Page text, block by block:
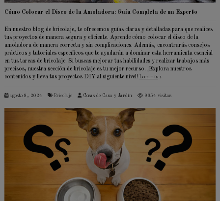
Cómo Colocar el Disco de la Amoladora: Guía Completa de un Experto
En nuestro blog de bricolaje, te ofrecemos guías claras y detalladas para que realices
tus proyectos de manera segura y eficiente. Aprende cómo colocar el disco de la
amoladora de manera correcta y sin complicaciones. Además, encontrarás consejos
prácticos y tutoriales específicos que te ayudarán a dominar esta herramienta esencial
en tus tareas de bricolaje. Si buscas mejorar tus habilidades y realizar trabajos más
precisos, nuestra sección de bricolaje es tu mejor recurso. ¡Explora nuestros
contenidos y lleva tus proyectos DIY al siguiente nivel! Leer más
agosto 8, 2024 Bricolaje Cosas de Casa y Jardín 9354 visitas